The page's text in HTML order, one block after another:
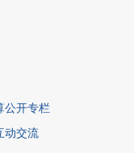
公开专栏
动交流